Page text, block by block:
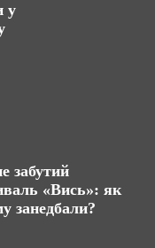
у
забутий
«Вись»: як
занедбали?